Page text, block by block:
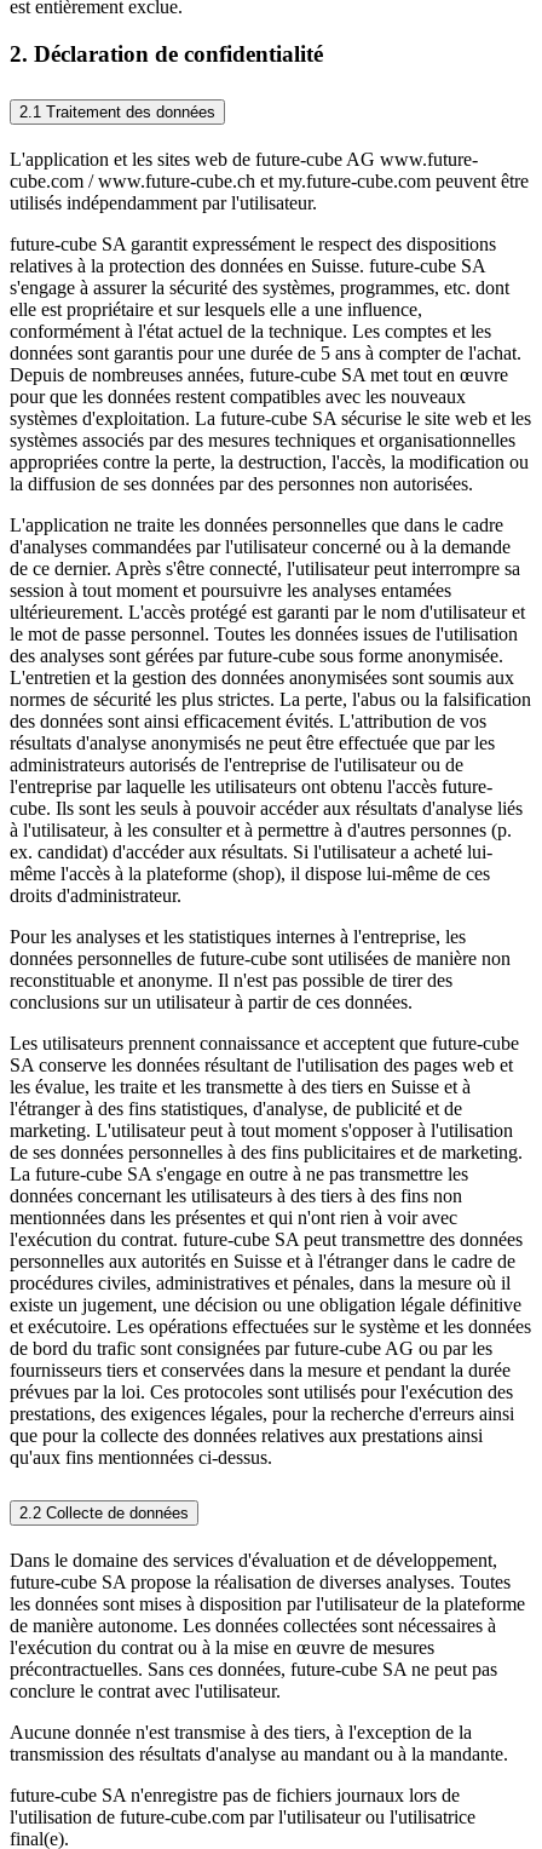
est entièrement exclue.
2. Déclaration de confidentialité
2.1 Traitement des données
L'application et les sites web de future-cube AG www.future-
cube.com / www.future-cube.ch et my.future-cube.com peuvent être
utilisés indépendamment par l'utilisateur.
future-cube SA garantit expressément le respect des dispositions
relatives à la protection des données en Suisse. future-cube SA
s'engage à assurer la sécurité des systèmes, programmes, etc. dont
elle est propriétaire et sur lesquels elle a une influence,
conformément à l'état actuel de la technique. Les comptes et les
données sont garantis pour une durée de 5 ans à compter de l'achat.
Depuis de nombreuses années, future-cube SA met tout en œuvre
pour que les données restent compatibles avec les nouveaux
systèmes d'exploitation. La future-cube SA sécurise le site web et les
systèmes associés par des mesures techniques et organisationnelles
appropriées contre la perte, la destruction, l'accès, la modification ou
la diffusion de ses données par des personnes non autorisées.
L'application ne traite les données personnelles que dans le cadre
d'analyses commandées par l'utilisateur concerné ou à la demande
de ce dernier. Après s'être connecté, l'utilisateur peut interrompre sa
session à tout moment et poursuivre les analyses entamées
ultérieurement. L'accès protégé est garanti par le nom d'utilisateur et
le mot de passe personnel. Toutes les données issues de l'utilisation
des analyses sont gérées par future-cube sous forme anonymisée.
L'entretien et la gestion des données anonymisées sont soumis aux
normes de sécurité les plus strictes. La perte, l'abus ou la falsification
des données sont ainsi efficacement évités. L'attribution de vos
résultats d'analyse anonymisés ne peut être effectuée que par les
administrateurs autorisés de l'entreprise de l'utilisateur ou de
l'entreprise par laquelle les utilisateurs ont obtenu l'accès future-
cube. Ils sont les seuls à pouvoir accéder aux résultats d'analyse liés
à l'utilisateur, à les consulter et à permettre à d'autres personnes (p.
ex. candidat) d'accéder aux résultats. Si l'utilisateur a acheté lui-
même l'accès à la plateforme (shop), il dispose lui-même de ces
droits d'administrateur.
Pour les analyses et les statistiques internes à l'entreprise, les
données personnelles de future-cube sont utilisées de manière non
reconstituable et anonyme. Il n'est pas possible de tirer des
conclusions sur un utilisateur à partir de ces données.
Les utilisateurs prennent connaissance et acceptent que future-cube
SA conserve les données résultant de l'utilisation des pages web et
les évalue, les traite et les transmette à des tiers en Suisse et à
l'étranger à des fins statistiques, d'analyse, de publicité et de
marketing. L'utilisateur peut à tout moment s'opposer à l'utilisation
de ses données personnelles à des fins publicitaires et de marketing.
La future-cube SA s'engage en outre à ne pas transmettre les
données concernant les utilisateurs à des tiers à des fins non
mentionnées dans les présentes et qui n'ont rien à voir avec
l'exécution du contrat. future-cube SA peut transmettre des données
personnelles aux autorités en Suisse et à l'étranger dans le cadre de
procédures civiles, administratives et pénales, dans la mesure où il
existe un jugement, une décision ou une obligation légale définitive
et exécutoire. Les opérations effectuées sur le système et les données
de bord du trafic sont consignées par future-cube AG ou par les
fournisseurs tiers et conservées dans la mesure et pendant la durée
prévues par la loi. Ces protocoles sont utilisés pour l'exécution des
prestations, des exigences légales, pour la recherche d'erreurs ainsi
que pour la collecte des données relatives aux prestations ainsi
qu'aux fins mentionnées ci-dessus.
2.2 Collecte de données
Dans le domaine des services d'évaluation et de développement,
future-cube SA propose la réalisation de diverses analyses. Toutes
les données sont mises à disposition par l'utilisateur de la plateforme
de manière autonome. Les données collectées sont nécessaires à
l'exécution du contrat ou à la mise en œuvre de mesures
précontractuelles. Sans ces données, future-cube SA ne peut pas
conclure le contrat avec l'utilisateur.
Aucune donnée n'est transmise à des tiers, à l'exception de la
transmission des résultats d'analyse au mandant ou à la mandante.
future-cube SA n'enregistre pas de fichiers journaux lors de
l'utilisation de future-cube.com par l'utilisateur ou l'utilisatrice
final(e).